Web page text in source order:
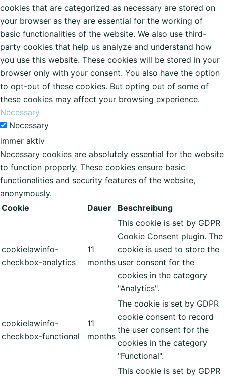
cookies that are categorized as necessary are stored on
your browser as they are essential for the working of
basic functionalities of the website. We also use third-
party cookies that help us analyze and understand how
you use this website. These cookies will be stored in your
browser only with your consent. You also have the option
to opt-out of these cookies. But opting out of some of
these cookies may affect your browsing experience.
Necessary
Necessary
immer aktiv
Necessary cookies are absolutely essential for the website
to function properly. These cookies ensure basic
functionalities and security features of the website,
anonymously.
Cookie
Dauer Beschreibung
cookielawinfo-
checkbox-analytics
11
months
This cookie is set by GDPR
Cookie Consent plugin. The
cookie is used to store the
user consent for the
cookies in the category
"Analytics".
cookielawinfo-
checkbox-functional
11
months
The cookie is set by GDPR
cookie consent to record
the user consent for the
cookies in the category
"Functional".
This cookie is set by GDPR